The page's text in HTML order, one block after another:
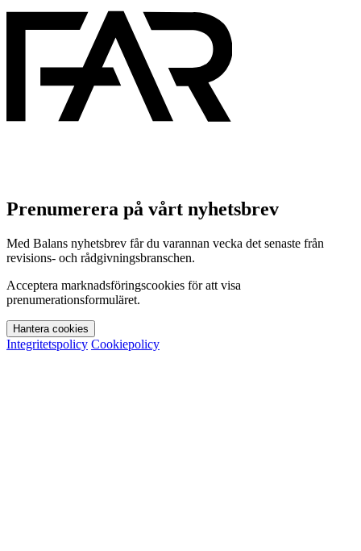
Prenumerera på vårt nyhetsbrev
Med Balans nyhetsbrev får du varannan vecka det senaste från
revisions- och rådgivningsbranschen.
Acceptera marknadsföringscookies för att visa
prenumerationsformuläret.
Hantera cookies
Integritetspolicy Cookiepolicy